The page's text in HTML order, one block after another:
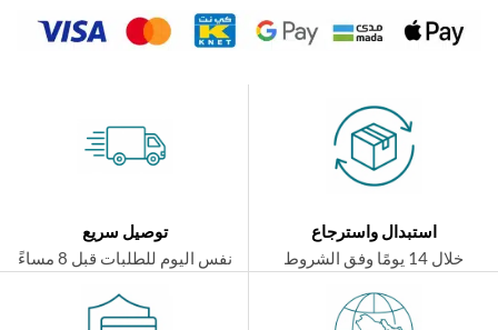
استبدال واسترجاع
توصيل سريع
نفس اليوم للطلبات قبل 8 مساءً